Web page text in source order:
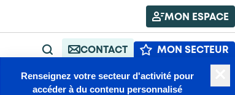
MON ESPACE
RECHERCHE
CONTACT MON SECTEUR
Renseignez votre secteur d'activité pour
accéder à du contenu personnalisé
Publié : 23/09/2025 A+